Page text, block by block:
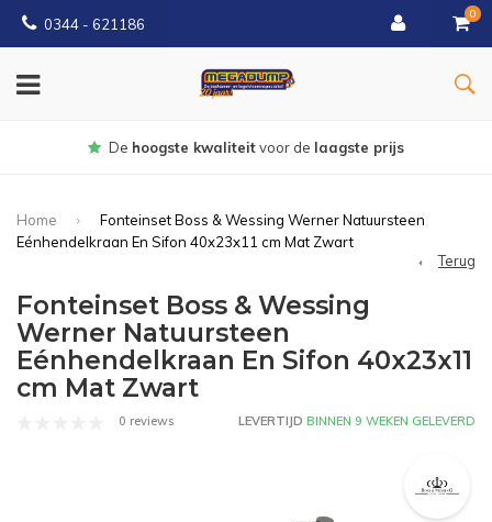
0344 - 621186
0
Gratisbezorgd vanaf € 150
Home
Fonteinset Boss & Wessing Werner Natuursteen
Eénhendelkraan En Sifon 40x23x11 cm Mat Zwart
Terug
Fonteinset Boss & Wessing
Werner Natuursteen
Eénhendelkraan En Sifon 40x23x11
cm Mat Zwart
0 reviews LEVERTIJD BINNEN 9 WEKEN GELEVERD